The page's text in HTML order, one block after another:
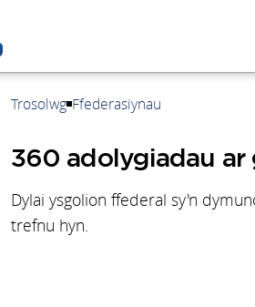
Trosolwg Ffederasiynau
360 adolygiadau ar
Dylai ysgolion ffederal sy'n
trefnu hyn.